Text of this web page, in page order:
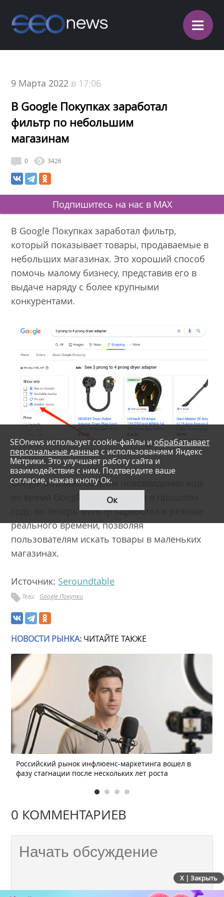
≡
9 Марта 2022 в 17:06
В Google Покупках заработал
фильтр по небольшим
магазинам
0 3426
Подпишитесь на нас в MAX
В Google Покупках заработал фильтр,
который показывает товары, продаваемые в
небольших магазинах. Это хороший способ
помочь малому бизнесу, представив его в
выдаче наряду с более крупными
конкурентами.
Google объявил об этом нововведении еще
во время Google Marketing Live в прошлом
году, но теперь фильтр заработал в режиме
реального времени, позволяя
пользователям искать товары в маленьких
магазинах.
Источник: Seroundtable
Теги: Google Покупки
SEOnews использует cookie-файлы и обрабатывает
персональные данные с использованием Яндекс
Метрики. Это улучшает работу сайта и
взаимодействие с ним. Подтвердите ваше
согласие, нажав кнопу Ок.
Ок
НОВОСТИ РЫНКА: ЧИТАЙТЕ ТАКЖЕ
Российский рынок инфлюенс-маркетинга вошел в
фазу стагнации после нескольких лет роста
0 КОММЕНТАРИЕВ
X | Закрыть